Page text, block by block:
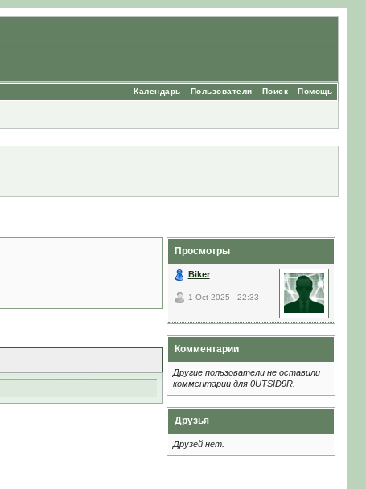
Помощь
Поиск
Пользователи
Календарь
Просмотры
Biker
1 Oct 2025 - 22:33
Комментарии
Другие пользователи не оставили
комментарии для 0UTSID9R.
Друзья
Друзей нет.